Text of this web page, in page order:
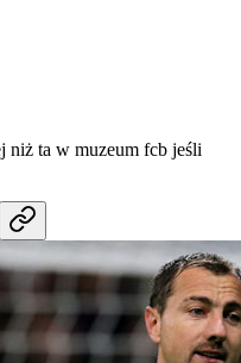
niż ta w muzeum fcb jeśli